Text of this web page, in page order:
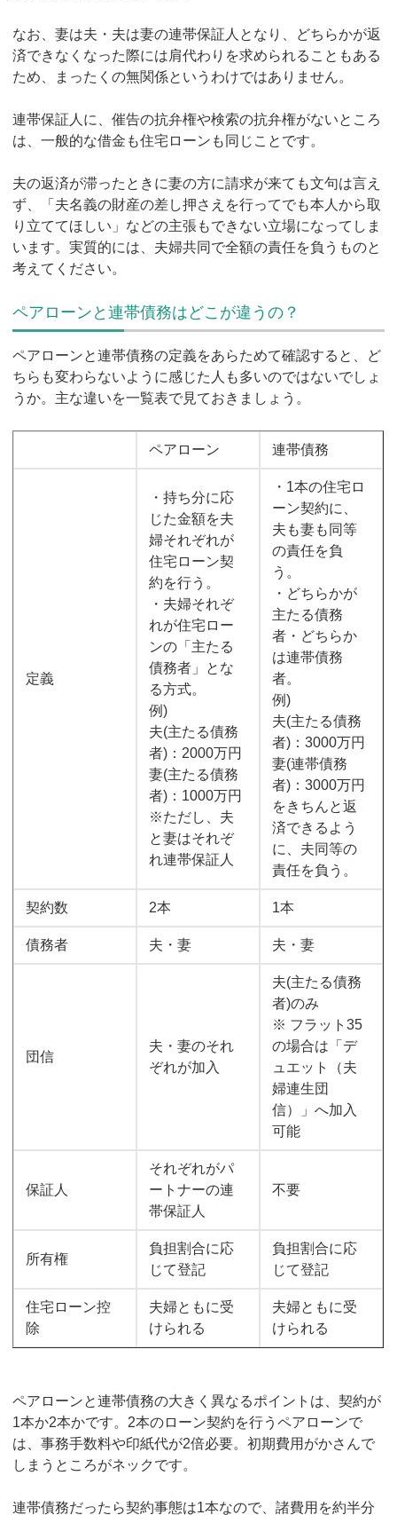
なお、妻は夫・夫は妻の連帯保証人となり、どちらかが返
済できなくなった際には肩代わりを求められることもある
ため、まったくの無関係というわけではありません。
連帯保証人に、催告の抗弁権や検索の抗弁権がないところ
は、一般的な借金も住宅ローンも同じことです。
夫の返済が滞ったときに妻の方に請求が来ても文句は言え
ず、「夫名義の財産の差し押さえを行ってでも本人から取
り立ててほしい」などの主張もできない立場になってしま
います。実質的には、夫婦共同で全額の責任を負うものと
考えてください。
ペアローンと連帯債務はどこが違うの？
ペアローンと連帯債務の定義をあらためて確認すると、ど
ちらも変わらないように感じた人も多いのではないでしょ
うか。主な違いを一覧表で見ておきましょう。
ペアローン 連帯債務
定義
・持ち分に応
じた金額を夫
婦それぞれが
住宅ローン契
約を行う。
・夫婦それぞ
れが住宅ロー
ンの「主たる
債務者」とな
る方式。
例)
夫(主たる債務
者)：2000万円
妻(主たる債務
者)：1000万円
※ただし、夫
と妻はそれぞ
れ連帯保証人
・1本の住宅ロ
ーン契約に、
夫も妻も同等
の責任を負
う。
・どちらかが
主たる債務
者・どちらか
は連帯債務
者。
例)
夫(主たる債務
者)：3000万円
妻(連帯債務
者)：3000万円
をきちんと返
済できるよう
に、夫同等の
責任を負う。
契約数 2本 1本
債務者 夫・妻 夫・妻
団信
夫・妻のそれ
ぞれが加入
夫(主たる債務
者)のみ
※ フラット35
の場合は「デ
ュエット（夫
婦連生団
信）」へ加入
可能
保証人
それぞれがパ
ートナーの連
帯保証人
不要
所有権
負担割合に応
じて登記
負担割合に応
じて登記
住宅ローン控
除
夫婦ともに受
けられる
夫婦ともに受
けられる
ペアローンと連帯債務の大きく異なるポイントは、契約が
1本か2本かです。2本のローン契約を行うペアローンで
は、事務手数料や印紙代が2倍必要。初期費用がかさんで
しまうところがネックです。
連帯債務だったら契約事態は1本なので、諸費用を約半分